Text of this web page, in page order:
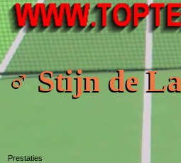
♂ Stijn de
Prestaties